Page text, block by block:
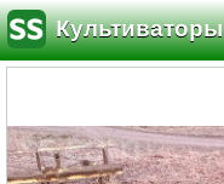
Культиваторы